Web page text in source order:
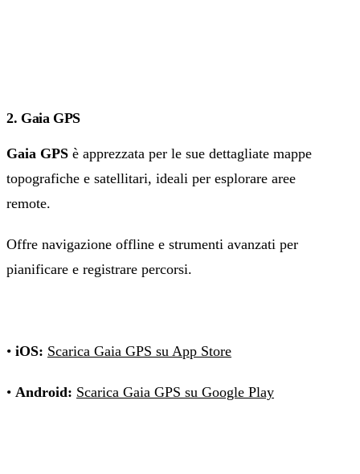
2. Gaia GPS
Gaia GPS è apprezzata per le sue dettagliate mappe
topografiche e satellitari, ideali per esplorare aree
remote.
Offre navigazione offline e strumenti avanzati per
pianificare e registrare percorsi.
• iOS: Scarica Gaia GPS su App Store
• Android: Scarica Gaia GPS su Google Play